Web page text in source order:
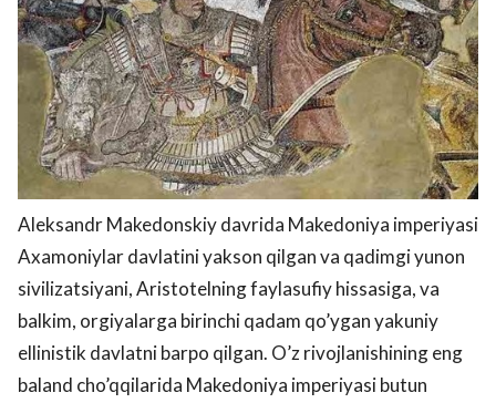
Aleksandr Makedonskiy davrida Makedoniya imperiyasi
Axamoniylar davlatini yakson qilgan va qadimgi yunon
sivilizatsiyani, Aristotelning faylasufiy hissasiga, va
balkim, orgiyalarga birinchi qadam qo’ygan yakuniy
ellinistik davlatni barpo qilgan. O’z rivojlanishining eng
baland cho’qqilarida Makedoniya imperiyasi butun